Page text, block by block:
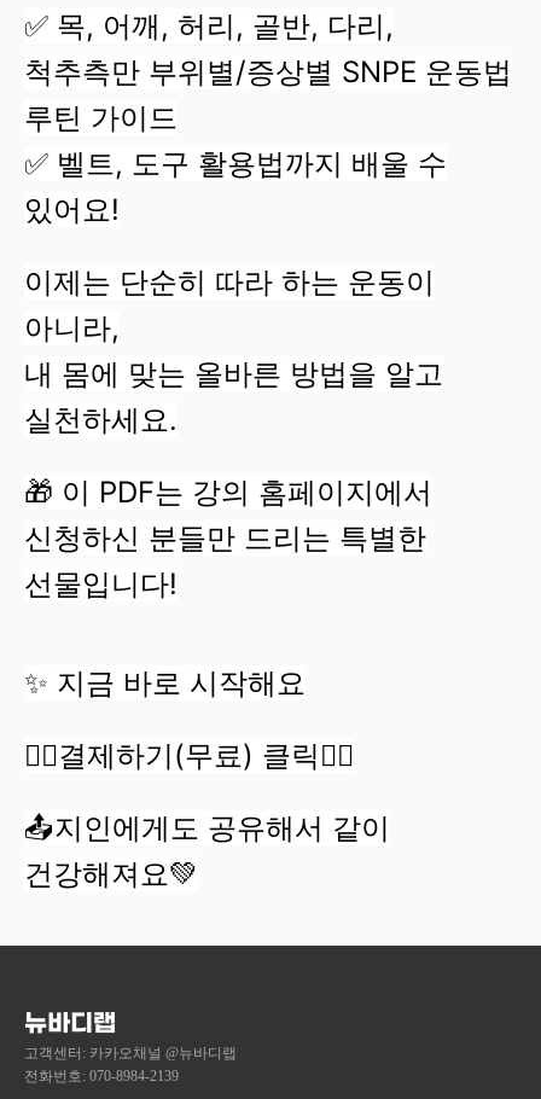
✅ 목, 어깨, 허리, 골반, 다리,
척추측만 부위별/증상별 SNPE 운동법
루틴 가이드
✅ 벨트, 도구 활용법까지 배울 수
있어요!
이제는 단순히 따라 하는 운동이
아니라,
내 몸에 맞는 올바른 방법을 알고
실천하세요.
🎁 이 PDF는 강의 홈페이지에서
신청하신 분들만 드리는 특별한
선물입니다!
✨ 지금 바로 시작해요
👆🏼결제하기(무료) 클릭👆🏼
📤지인에게도 공유해서 같이
건강해져요💚
뉴바디랩
고객센터: 카카오채널 @뉴바디랩
전화번호: 070-8984-2139